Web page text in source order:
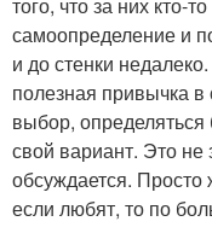
самоопределение и
и до стенки
полезная привычка в
выбор,
свой вариант. Это не
обсуждается.
если любят, то по